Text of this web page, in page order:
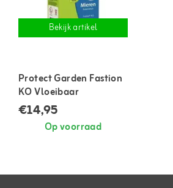
Bekijk artikel
Protect Garden Fastion
KO Vloeibaar
€14,95
Op voorraad